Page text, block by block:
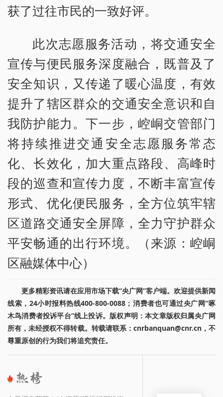
获了过往市民的一致好评。
此次志愿服务活动，将交通安全
宣传与便民服务深度融合，既普及了
安全知识，又传递了暖心温度，有效
提升了辖区群众的交通安全意识和自
我防护能力。下一步，崆峒交管部门
将持续推进交通安全志愿服务常态
化、长效化，加大重点路段、高峰时
段的巡查和宣传力度，不断丰富宣传
形式、优化便民服务，全方位筑牢辖
区道路交通安全屏障，全力守护群众
平安畅通的出行环境。（来源：崆峒
区融媒体中心）
更多精彩资讯请在应用市场下载“央广网”客户端。欢迎提供新闻
线索，24小时报料热线400-800-0088；消费者也可通过央广网“啄
木鸟消费者投诉平台”线上投诉。版权声明：本文章版权归属央广网
所有，未经授权不得转载。转载请联系：cnrbanquan@cnr.cn，不
尊重原创的行为我们将追究责任。